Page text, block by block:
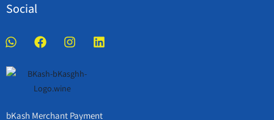
Social
bKash Merchant Payment